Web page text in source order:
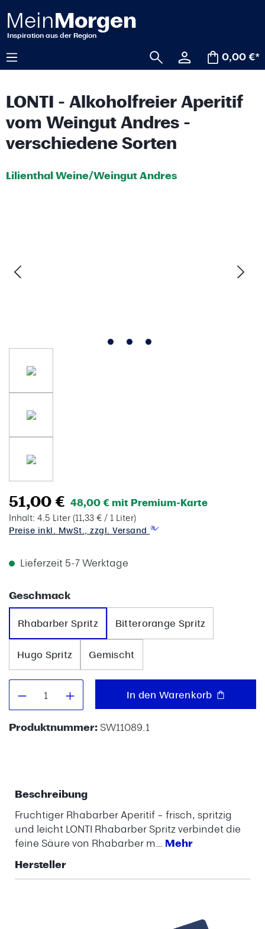
springen
0,00 €*
LONTI - Alkoholfreier Aperitif
vom Weingut Andres -
verschiedene Sorten
Lilienthal Weine/Weingut Andres
51,00 € 48,00 € mit Premium-Karte
Inhalt: 4.5 Liter(11,33 € / 1 Liter)
Preise inkl. MwSt., zzgl. Versand
Lieferzeit 5-7 Werktage
Geschmackauswählen
Rhabarber Spritz Bitterorange Spritz
Hugo Spritz Gemischt
Produkt Anzahl: Gib denIn den Warenkorb
Produktnummer:SW11089.1
Beschreibung
Fruchtiger Rhabarber Aperitif – frisch, spritzig
und leicht LONTI Rhabarber Spritz verbindet die
feine Säure von Rhabarber m… Mehr
Hersteller